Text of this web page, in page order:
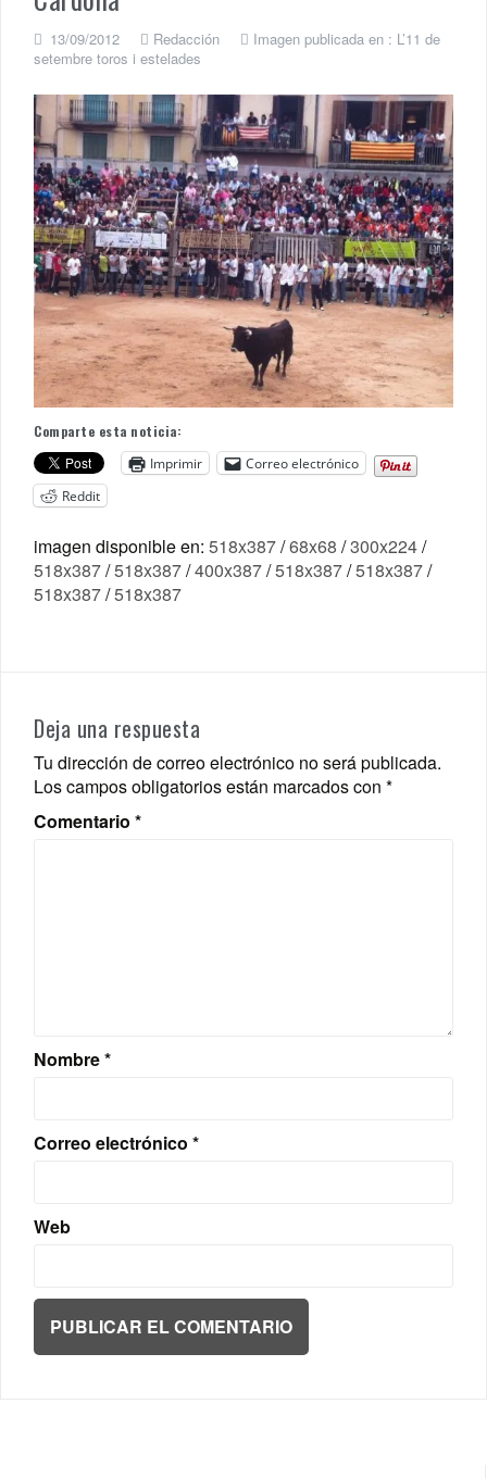
13/09/2012 Redacción Imagen publicada en : L’11 de
setembre toros i estelades
Comparte esta noticia:
Imprimir
Correo electrónico
Reddit
imagen disponible en: 518x387/68x68 /300x224/
518x387/518x387/400x387/518x387/518x387/
518x387/518x387
Deja una respuesta
Tu dirección de correo electrónico no será publicada.
Los campos obligatorios están marcados con *
Comentario *
Nombre*
Correo electrónico *
Web